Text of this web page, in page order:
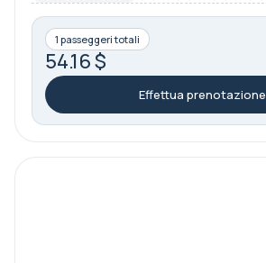
1 passeggeri totali
54.16 $
Effettua prenotazione